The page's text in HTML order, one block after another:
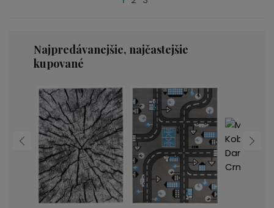
Najpredávanejšie, najčastejšie
kupované